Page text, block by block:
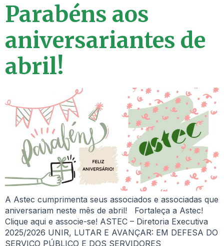
Parabéns aos
aniversariantes de
abril!
A Astec cumprimenta seus associados e associadas que
aniversariam neste mês de abril! Fortaleça a Astec!
Clique aqui e associe-se! ASTEC – Diretoria Executiva
2025/2026 UNIR, LUTAR E AVANÇAR: EM DEFESA DO
SERVIÇO PÚBLICO E DOS SERVIDORES